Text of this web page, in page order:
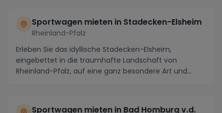
Sportwagen mieten in Stadecken-Elsheim
Rheinland-Pfalz
Erleben Sie das idyllische Stadecken-Elsheim,
eingebettet in die traumhafte Landschaft von
Rheinland-Pfalz, auf eine ganz besondere Art und
Sportwagen mieten in Bad Homburg v.d.